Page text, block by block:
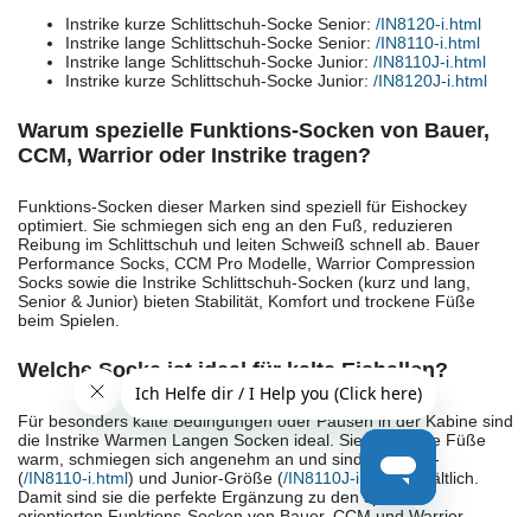
Instrike kurze Schlittschuh-Socke Senior: /IN8120-i.html
Instrike lange Schlittschuh-Socke Senior: /IN8110-i.html
Instrike lange Schlittschuh-Socke Junior: /IN8110J-i.html
Instrike kurze Schlittschuh-Socke Junior: /IN8120J-i.html
Warum spezielle Funktions-Socken von Bauer,
CCM, Warrior oder Instrike tragen?
Funktions-Socken dieser Marken sind speziell für Eishockey
optimiert. Sie schmiegen sich eng an den Fuß, reduzieren
Reibung im Schlittschuh und leiten Schweiß schnell ab. Bauer
Performance Socks, CCM Pro Modelle, Warrior Compression
Socks sowie die Instrike Schlittschuh-Socken (kurz und lang,
Senior & Junior) bieten Stabilität, Komfort und trockene Füße
beim Spielen.
Welche Socke ist ideal für kalte Eishallen?
Für besonders kalte Bedingungen oder Pausen in der Kabine sind
die Instrike Warmen Langen Socken ideal. Sie halten die Füße
warm, schmiegen sich angenehm an und sind in Senior-
(/IN8110-i.html) und Junior-Größe (/IN8110J-i.html) erhältlich.
Damit sind sie die perfekte Ergänzung zu den sportlich